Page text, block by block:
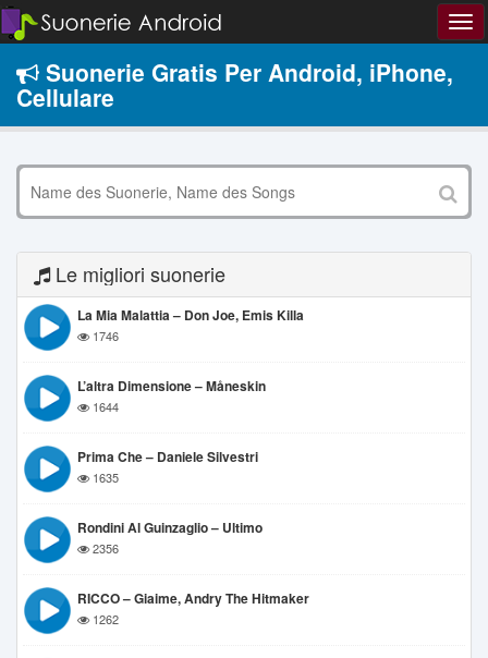
Suonerie Gratis Per Android, iPhone,
Cellulare
Le migliori suonerie
La Mia Malattia – Don Joe, Emis Killa
1746
L’altra Dimensione – Måneskin
1644
Prima Che – Daniele Silvestri
1635
Rondini Al Guinzaglio – Ultimo
2356
RICCO – Giaime, Andry The Hitmaker
1262